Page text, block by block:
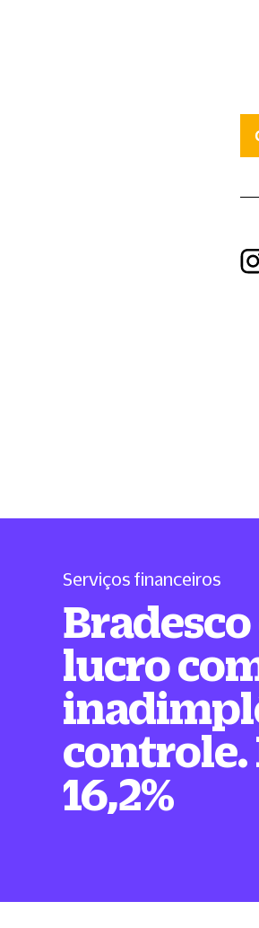
Serviços financeiros
lucro
controle.
16,2%